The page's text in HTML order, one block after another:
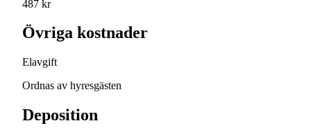
487 kr
Övriga kostnader
Elavgift
Ordnas av hyresgästen
Deposition